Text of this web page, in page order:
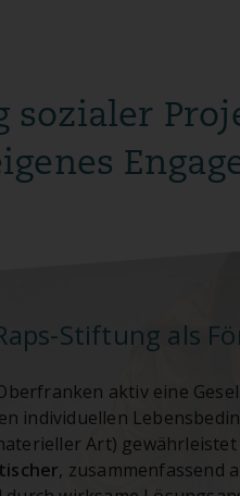
sozialer
Stiftung als
aktiv eine
individuellen
Art)
, zusammenfassend